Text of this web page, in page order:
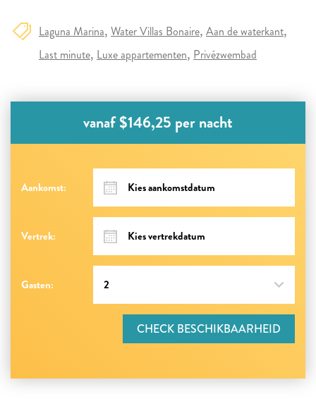
Laguna Marina Water Villas Bonaire Aan de waterkant
Last minute Luxe appartementen Privézwembad
vanaf $146,25 per nacht
Aankomst:
Vertrek:
Gasten:
CHECK BESCHIKBAARHEID